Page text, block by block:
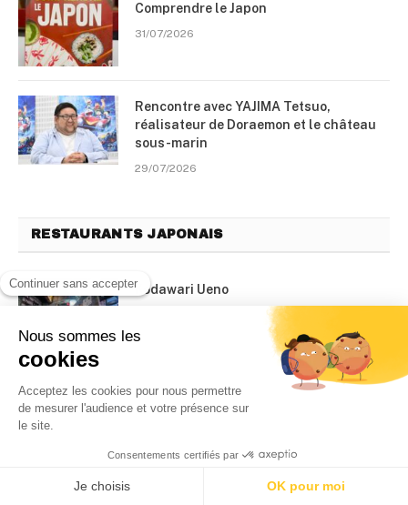
Comprendre le Japon
31/07/2026
Rencontre avec YAJIMA Tetsuo,
réalisateur de Doraemon et le château
sous-marin
29/07/2026
RESTAURANTS JAPONAIS
Kodawari Ueno
WANOKA
05/06/2026